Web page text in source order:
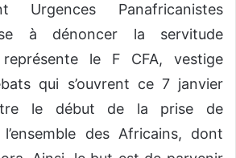
Urgences Panafricanistes
à dénoncer la servitude
le F CFA, vestige
qui s’ouvrent ce 7 janvier
le début de la prise de
des Africains, dont